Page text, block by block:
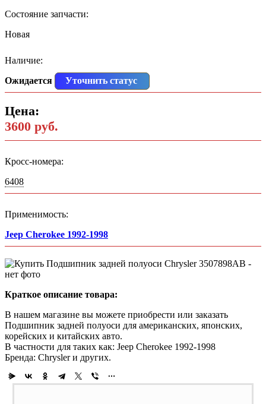
Состояние запчасти:
Новая
Наличие:
Ожидается
Уточнить статус
Цена:
3600 руб.
Кросс-номера:
6408
Применимость:
Jeep Cherokee 1992-1998
Краткое описание товара:
В нашем магазине вы можете приобрести или заказать
Подшипник задней полуоси для американских, японских,
корейских и китайских авто.
В частности для таких как: Jeep Cherokee 1992-1998
Бренда: Chrysler и других.